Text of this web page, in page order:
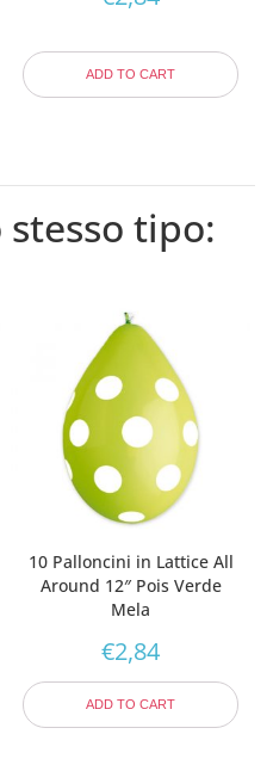
ADD TO CART
tipo:
10 Palloncini in Lattice All
Around 12″ Pois Verde
Mela
€2,84
ADD TO CART